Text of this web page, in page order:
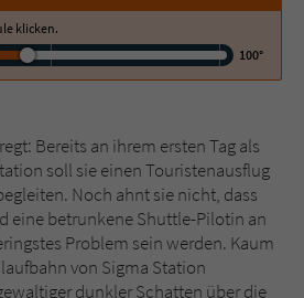
klicken.
100°
Bereits an ihrem ersten Tag als
soll sie einen Touristenausflug
Noch ahnt sie nicht, dass
eine betrunkene Shuttle-Pilotin an
Problem sein werden. Kaum
von Sigma Station
dunkler Schatten über die
für Kommentare einzelner Buchtitel